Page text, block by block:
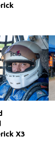
X3